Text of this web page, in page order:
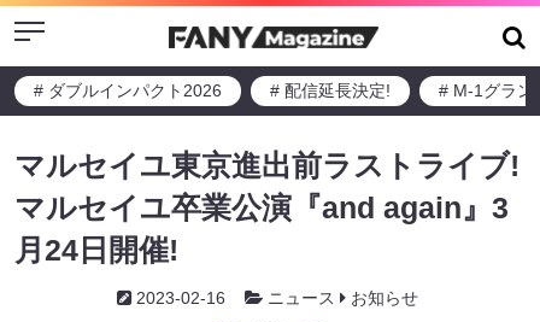
Menu
# ダブルインパクト2026 # 配信延長決定! # M-1グラン
マルセイユ東京進出前ラストライブ!
マルセイユ卒業公演『and again』3
月24日開催!
2023-02-16 ニュース お知らせ